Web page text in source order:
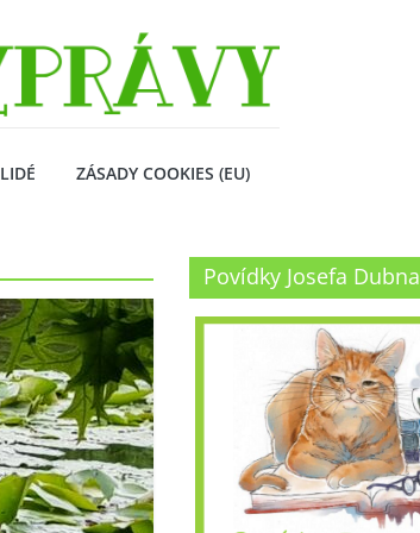
LIDÉ ZÁSADY COOKIES (EU)
Povídky Josefa Dubna